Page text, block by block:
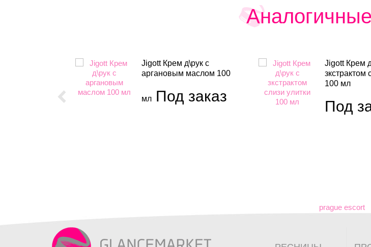
Jigott Крем д\рук с
аргановым маслом 100
мл Под заказ
Jigott Крем
зкстрактом
100 мл
Под
prague escort